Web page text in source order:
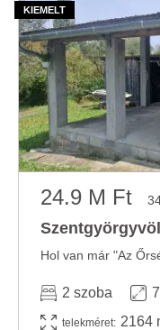
24.9 M Ft
2 szoba
telekméret: 2164